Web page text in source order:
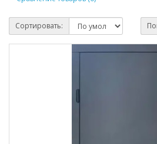
Сортировать: